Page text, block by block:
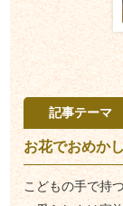
記事テーマ
お花でおめか
こどもの手で持